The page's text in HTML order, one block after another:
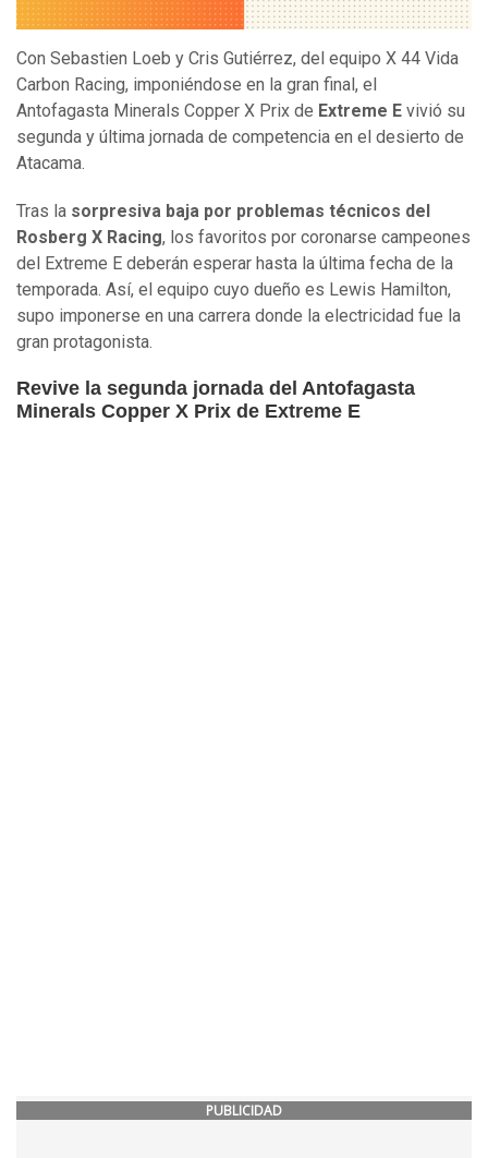
Con Sebastien Loeb y Cris Gutiérrez, del equipo X 44 Vida
Carbon Racing, imponiéndose en la gran final, el
Antofagasta Minerals Copper X Prix de Extreme E vivió su
segunda y última jornada de competencia en el desierto de
Atacama.
Tras la sorpresiva baja por problemas técnicos del
Rosberg X Racing, los favoritos por coronarse campeones
del Extreme E deberán esperar hasta la última fecha de la
temporada. Así, el equipo cuyo dueño es Lewis Hamilton,
supo imponerse en una carrera donde la electricidad fue la
gran protagonista.
Revive la segunda jornada del Antofagasta
Minerals Copper X Prix de Extreme E
PUBLICIDAD